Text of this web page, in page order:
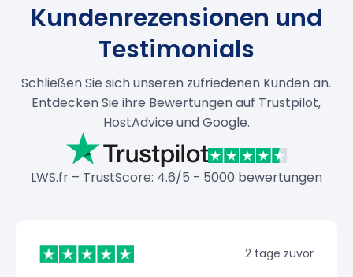
Kundenrezensionen und
Testimonials
Schließen Sie sich unseren zufriedenen Kunden an.
Entdecken Sie ihre Bewertungen auf Trustpilot,
HostAdvice und Google.
LWS.fr – TrustScore: 4.6/5 - 5000 bewertungen
2 tage zuvor